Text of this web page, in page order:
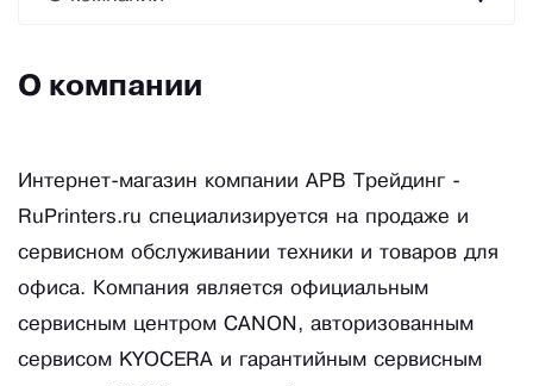
О компании
Интернет-магазин компании АРВ Трейдинг -
RuPrinters.ru специализируется на продаже и
сервисном обслуживании техники и товаров для
офиса. Компания является официальным
сервисным центром CANON, авторизованным
сервисом KYOCERA и гарантийным сервисным